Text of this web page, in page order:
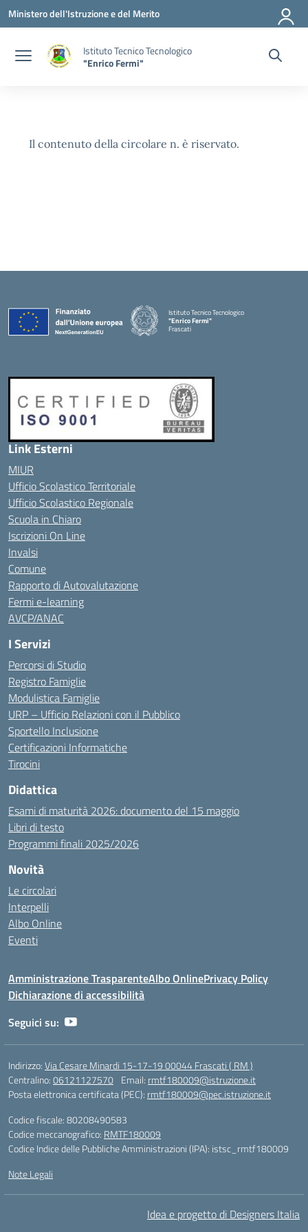
Vai ai contenuti
Vai al menu di navigazione
Vai al footer
Ministero dell'Istruzione e del Merito
Istituto Tecnico Tecnologico
"Enrico Fermi"
Il contenuto della circolare n. è riservato.
Istituto Tecnico Tecnologico
"Enrico Fermi"
Frascati
Link Esterni
MIUR
Ufficio Scolastico Territoriale
Ufficio Scolastico Regionale
Scuola in Chiaro
Iscrizioni On Line
Invalsi
Comune
Rapporto di Autovalutazione
Fermi e-learning
AVCP/ANAC
I Servizi
Percorsi di Studio
Registro Famiglie
Modulistica Famiglie
URP – Ufficio Relazioni con il Pubblico
Sportello Inclusione
Certificazioni Informatiche
Tirocini
Didattica
Esami di maturità 2026: documento del 15 maggio
Libri di testo
Programmi finali 2025/2026
Novità
Le circolari
Interpelli
Albo Online
Eventi
Amministrazione TrasparenteAlbo OnlinePrivacy Policy
Dichiarazione di accessibilità
Seguici su:
Indirizzo:Via Cesare Minardi 15-17-19 00044 Frascati ( RM )
Centralino:06121127570 Email: rmtf180009@istruzione.it
Posta elettronica certificata (PEC): rmtf180009@pec.istruzione.it
Codice fiscale: 80208490583
Codice meccanografico: RMTF180009
Codice Indice delle Pubbliche Amministrazioni (IPA): istsc_rmtf180009
Note Legali
Idea e progetto di Designers Italia